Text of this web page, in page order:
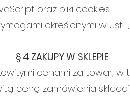
oraz pliki cookies.
określonymi w
§ 4 ZAKUPY W SKLEPIE
cenami za towar, w
cenę zamówienia